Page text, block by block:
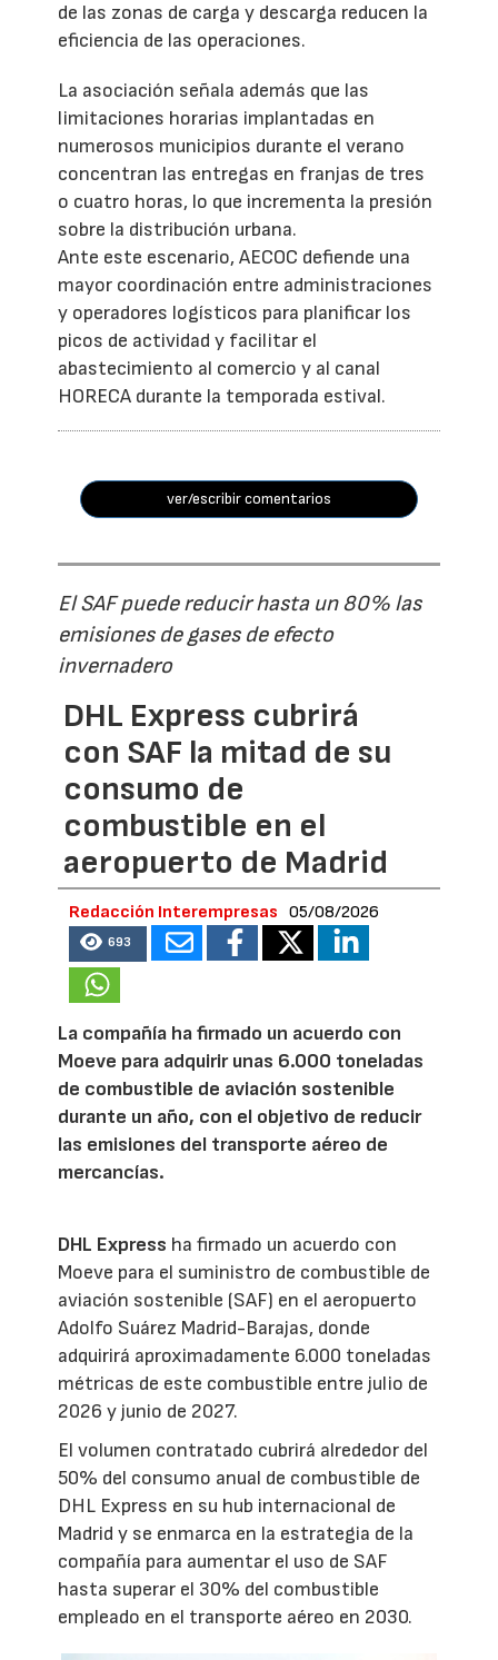
de las zonas de carga y descarga reducen la
eficiencia de las operaciones.
La asociación señala además que las
limitaciones horarias implantadas en
numerosos municipios durante el verano
concentran las entregas en franjas de tres
o cuatro horas, lo que incrementa la presión
sobre la distribución urbana.
Ante este escenario, AECOC defiende una
mayor coordinación entre administraciones
y operadores logísticos para planificar los
picos de actividad y facilitar el
abastecimiento al comercio y al canal
HORECA durante la temporada estival.
ver/escribir comentarios
El SAF puede reducir hasta un 80% las
emisiones de gases de efecto
invernadero
DHL Express cubrirá
con SAF la mitad de su
consumo de
combustible en el
aeropuerto de Madrid
Redacción Interempresas 05/08/2026
693
La compañía ha firmado un acuerdo con
Moeve para adquirir unas 6.000 toneladas
de combustible de aviación sostenible
durante un año, con el objetivo de reducir
las emisiones del transporte aéreo de
mercancías.
DHL Express ha firmado un acuerdo con
Moeve para el suministro de combustible de
aviación sostenible (SAF) en el aeropuerto
Adolfo Suárez Madrid-Barajas, donde
adquirirá aproximadamente 6.000 toneladas
métricas de este combustible entre julio de
2026 y junio de 2027.
El volumen contratado cubrirá alrededor del
50% del consumo anual de combustible de
DHL Express en su hub internacional de
Madrid y se enmarca en la estrategia de la
compañía para aumentar el uso de SAF
hasta superar el 30% del combustible
empleado en el transporte aéreo en 2030.